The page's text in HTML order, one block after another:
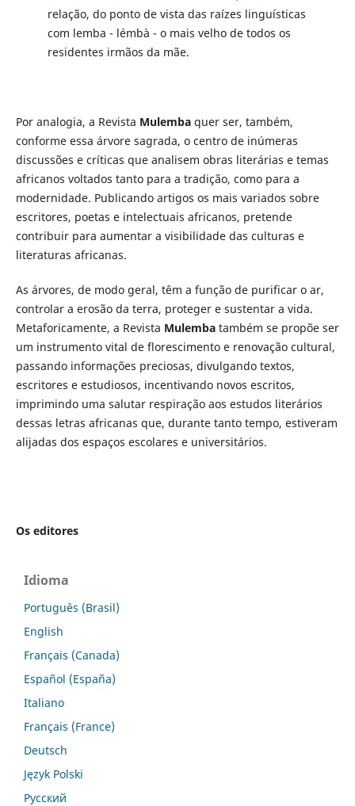
relação, do ponto de vista das raízes linguísticas
com lemba - lémbà - o mais velho de todos os
residentes irmãos da mãe.
Por analogia, a Revista Mulembaquer ser, também,
conforme essa árvore sagrada, o centro de inúmeras
discussões e críticas que analisem obras literárias e temas
africanos voltados tanto para a tradição, como para a
modernidade. Publicando artigos os mais variados sobre
escritores, poetas e intelectuais africanos, pretende
contribuir para aumentar a visibilidade das culturas e
literaturas africanas.
As árvores, de modo geral, têm a função de purificar o ar,
controlar a erosão da terra, proteger e sustentar a vida.
Metaforicamente, a Revista Mulembatambém se propõe ser
um instrumento vital de florescimento e renovação cultural,
passando informações preciosas, divulgando textos,
escritores e estudiosos, incentivando novos escritos,
imprimindo uma salutar respiração aos estudos literários
dessas letras africanas que, durante tanto tempo, estiveram
alijadas dos espaços escolares e universitários.
Os editores
Idioma
Português (Brasil)
English
Français (Canada)
Español (España)
Italiano
Français (France)
Deutsch
Język Polski
Русский